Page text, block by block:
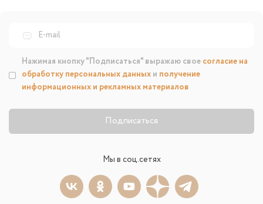
Подписаться
Нажимая кнопку "Подписаться" выражаю свое согласие на
обработку персональных данных и получение
информационных и рекламных материалов
Мы в соц.сетях